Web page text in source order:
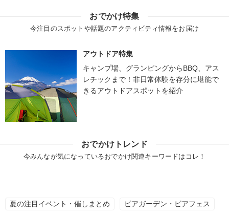
おでかけ特集
今注目のスポットや話題のアクティビティ情報をお届け
アウトドア特集
キャンプ場、グランピングからBBQ、アス
レチックまで！非日常体験を存分に堪能で
きるアウトドアスポットを紹介
おでかけトレンド
今みんなが気になっているおでかけ関連キーワードはコレ！
夏の注目イベント・催しまとめ ビアガーデン・ビアフェス